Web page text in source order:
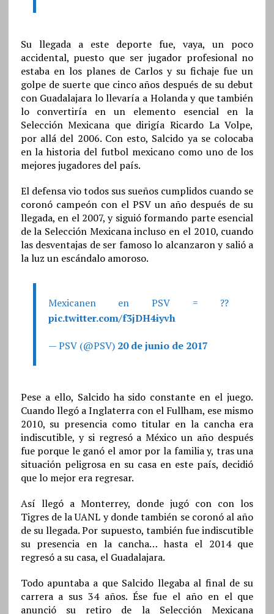
Su llegada a este deporte fue, vaya, un poco
accidental, puesto que ser jugador profesional no
estaba en los planes de Carlos y su fichaje fue un
golpe de suerte que cinco años después de su debut
con Guadalajara lo llevaría a Holanda y que también
lo convertiría en un elemento esencial en la
Selección Mexicana que dirigía Ricardo La Volpe,
por allá del 2006. Con esto, Salcido ya se colocaba
en la historia del futbol mexicano como uno de los
mejores jugadores del país.
El defensa vio todos sus sueños cumplidos cuando se
coronó campeón con el PSV un año después de su
llegada, en el 2007, y siguió formando parte esencial
de la Selección Mexicana incluso en el 2010, cuando
las desventajas de ser famoso lo alcanzaron y salió a
la luz un escándalo amoroso.
Mexicanen en PSV = ??
pic.twitter.com/f3jDH4iyvh
— PSV (@PSV) 20 de junio de 2017
Pese a ello, Salcido ha sido constante en el juego.
Cuando llegó a Inglaterra con el Fullham, ese mismo
2010, su presencia como titular en la cancha era
indiscutible, y si regresó a México un año después
fue porque le ganó el amor por la familia y, tras una
situación peligrosa en su casa en este país, decidió
que lo mejor era regresar.
Así llegó a Monterrey, donde jugó con con los
Tigres de la UANL y donde también se coronó al año
de su llegada. Por supuesto, también fue indiscutible
su presencia en la cancha… hasta el 2014 que
regresó a su casa, el Guadalajara.
Todo apuntaba a que Salcido llegaba al final de su
carrera a sus 34 años. Ése fue el año en el que
anunció su retiro de la Selección Mexicana